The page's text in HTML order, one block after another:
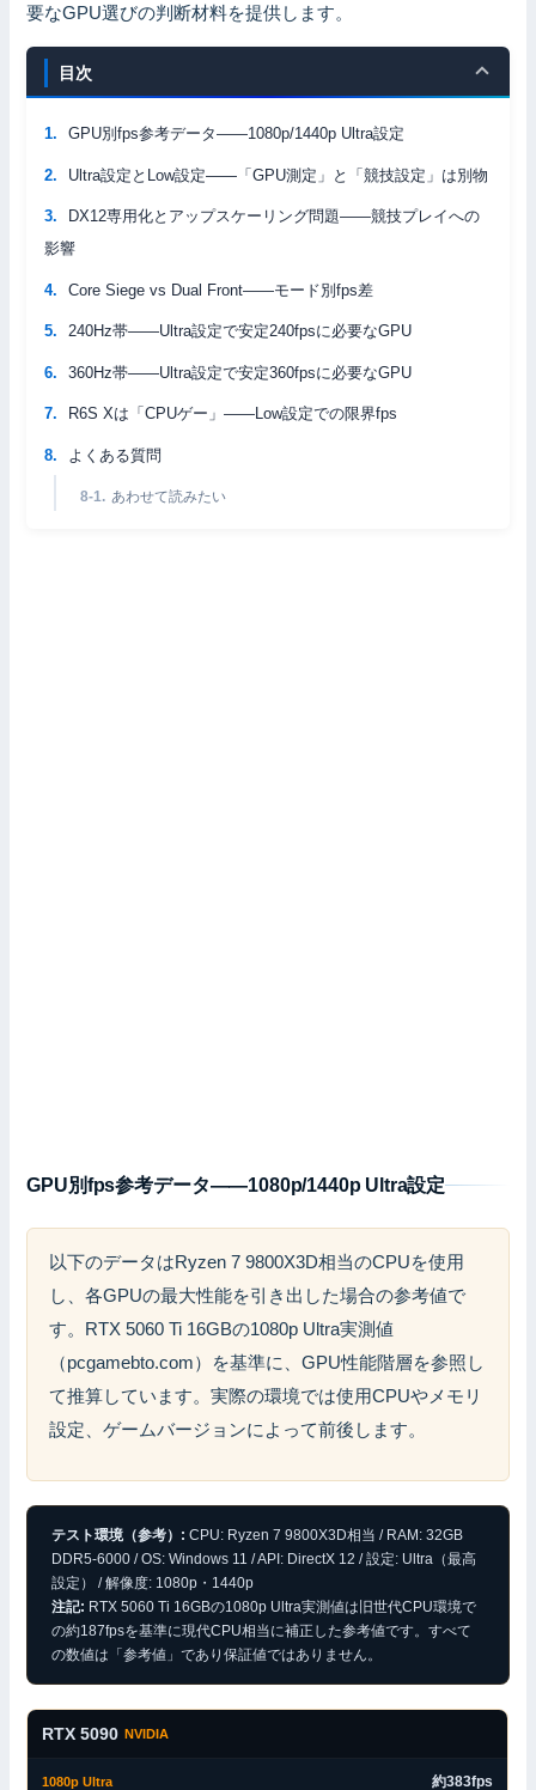
要なGPU選びの判断材料を提供します。
目次
GPU別fps参考データ——1080p/1440p Ultra設定
Ultra設定とLow設定——「GPU測定」と「競技設定」は別物
DX12専用化とアップスケーリング問題——競技プレイへの
影響
Core Siege vs Dual Front——モード別fps差
240Hz帯——Ultra設定で安定240fpsに必要なGPU
360Hz帯——Ultra設定で安定360fpsに必要なGPU
R6S Xは「CPUゲー」——Low設定での限界fps
よくある質問
あわせて読みたい
GPU別fps参考データ——1080p/1440p Ultra設定
以下のデータはRyzen 7 9800X3D相当のCPUを使用
し、各GPUの最大性能を引き出した場合の参考値で
す。RTX 5060 Ti 16GBの1080p Ultra実測値
（pcgamebto.com）を基準に、GPU性能階層を参照し
て推算しています。実際の環境では使用CPUやメモリ
設定、ゲームバージョンによって前後します。
テスト環境（参考）: CPU: Ryzen 7 9800X3D相当 / RAM: 32GB
DDR5-6000 / OS: Windows 11 / API: DirectX 12 / 設定: Ultra（最高
設定） / 解像度: 1080p・1440p
注記: RTX 5060 Ti 16GBの1080p Ultra実測値は旧世代CPU環境で
の約187fpsを基準に現代CPU相当に補正した参考値です。すべて
の数値は「参考値」であり保証値ではありません。
RTX 5090 NVIDIA
約383fps